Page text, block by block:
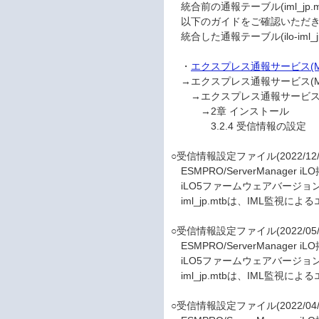
統合前の通報テーブル
以下のガイドをご確認いただ
統合した通報テーブル(ilo-
・ エクスプレス通報サービス
→エクスプレス通報サービス
→エクスプレス通報サービス
→2章 インストール
3.2.4 受信情報の設定
○受信情報設定ファイル(2022/
ESMPRO/ServerManager iLO
iLO5ファームウェアバージョ
iml_jp.mtbは、IML監視による
○受信情報設定ファイル(2022/
ESMPRO/ServerManager iLO
iLO5ファームウェアバージョ
iml_jp.mtbは、IML監視による
○受信情報設定ファイル(2022/